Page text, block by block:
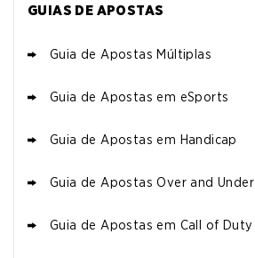
GUIAS DE APOSTAS
Guia de Apostas Múltiplas
Guia de Apostas em eSports
Guia de Apostas em Handicap
Guia de Apostas Over and Under
Guia de Apostas em Call of Duty